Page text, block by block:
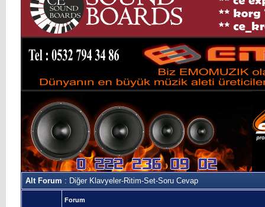
Alt Forum : Diğer Klavyeler-Ritim-Set-Soru Cevap
Forum